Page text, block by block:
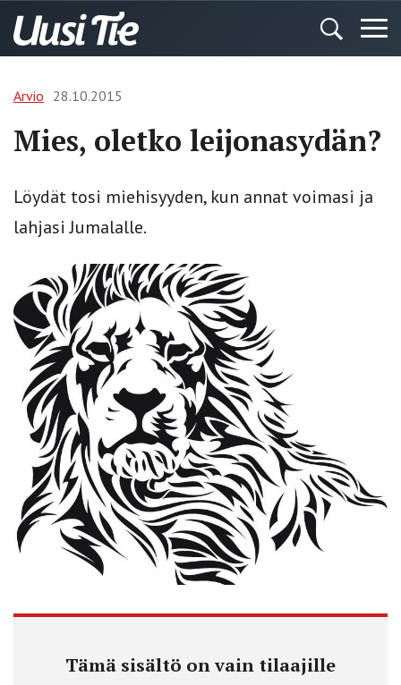
Arvio 28.10.2015
Mies, oletko leijonasydän?
Löydät tosi miehisyyden, kun annat voimasi ja
lahjasi Jumalalle.
Tämä sisältö on vain tilaajille